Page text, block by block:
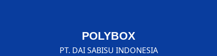
POLYBOX
PT. DAI SABISU INDONESIA